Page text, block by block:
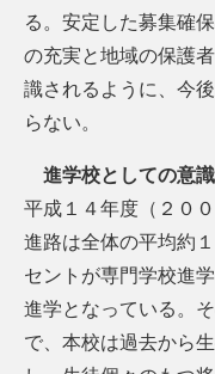
る。安定した募集確
の充実と地域の保護
識されるように、今
らない。
進学校としての意
平成１４年度（２０
進路は全体の平均約
セントが専門学校進
進学となっている。
で、本校は過去から